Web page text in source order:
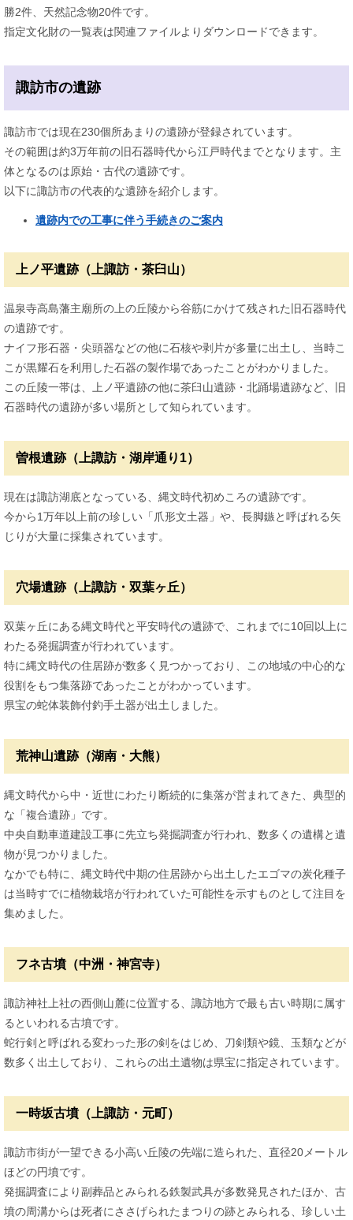
勝2件、天然記念物20件です。
指定文化財の一覧表は関連ファイルよりダウンロードできます。
諏訪市の遺跡
諏訪市では現在230個所あまりの遺跡が登録されています。
その範囲は約3万年前の旧石器時代から江戸時代までとなります。主
体となるのは原始・古代の遺跡です。
以下に諏訪市の代表的な遺跡を紹介します。
遺跡内での工事に伴う手続きのご案内
上ノ平遺跡（上諏訪・茶臼山）
温泉寺高島藩主廟所の上の丘陵から谷筋にかけて残された旧石器時代
の遺跡です。
ナイフ形石器・尖頭器などの他に石核や剥片が多量に出土し、当時こ
こが黒耀石を利用した石器の製作場であったことがわかりました。
この丘陵一帯は、上ノ平遺跡の他に茶臼山遺跡・北踊場遺跡など、旧
石器時代の遺跡が多い場所として知られています。
曽根遺跡（上諏訪・湖岸通り1）
現在は諏訪湖底となっている、縄文時代初めころの遺跡です。
今から1万年以上前の珍しい「爪形文土器」や、長脚鏃と呼ばれる矢
じりが大量に採集されています。
穴場遺跡（上諏訪・双葉ヶ丘）
双葉ヶ丘にある縄文時代と平安時代の遺跡で、これまでに10回以上に
わたる発掘調査が行われています。
特に縄文時代の住居跡が数多く見つかっており、この地域の中心的な
役割をもつ集落跡であったことがわかっています。
県宝の蛇体装飾付釣手土器が出土しました。
荒神山遺跡（湖南・大熊）
縄文時代から中・近世にわたり断続的に集落が営まれてきた、典型的
な「複合遺跡」です。
中央自動車道建設工事に先立ち発掘調査が行われ、数多くの遺構と遺
物が見つかりました。
なかでも特に、縄文時代中期の住居跡から出土したエゴマの炭化種子
は当時すでに植物栽培が行われていた可能性を示すものとして注目を
集めました。
フネ古墳（中洲・神宮寺）
諏訪神社上社の西側山麓に位置する、諏訪地方で最も古い時期に属す
るといわれる古墳です。
蛇行剣と呼ばれる変わった形の剣をはじめ、刀剣類や鏡、玉類などが
数多く出土しており、これらの出土遺物は県宝に指定されています。
一時坂古墳（上諏訪・元町）
諏訪市街が一望できる小高い丘陵の先端に造られた、直径20メートル
ほどの円墳です。
発掘調査により副葬品とみられる鉄製武具が多数発見されたほか、古
墳の周溝からは死者にささげられたまつりの跡とみられる、珍しい土